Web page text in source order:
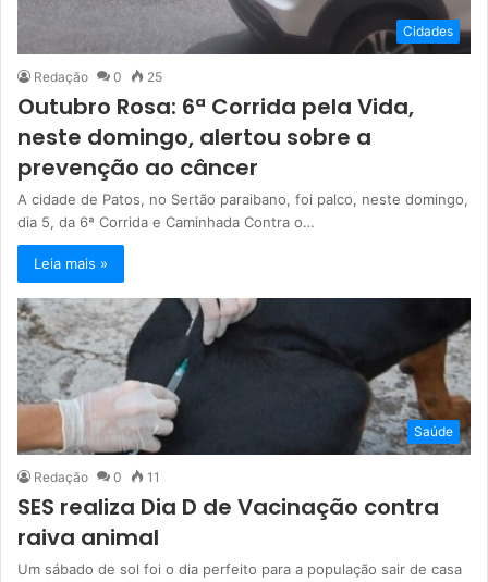
Cidades
Redação 0 25
Outubro Rosa: 6ª Corrida pela Vida,
neste domingo, alertou sobre a
prevenção ao câncer
A cidade de Patos, no Sertão paraibano, foi palco, neste domingo,
dia 5, da 6ª Corrida e Caminhada Contra o…
Leia mais »
Saúde
Redação 0 11
SES realiza Dia D de Vacinação contra
raiva animal
Um sábado de sol foi o dia perfeito para a população sair de casa